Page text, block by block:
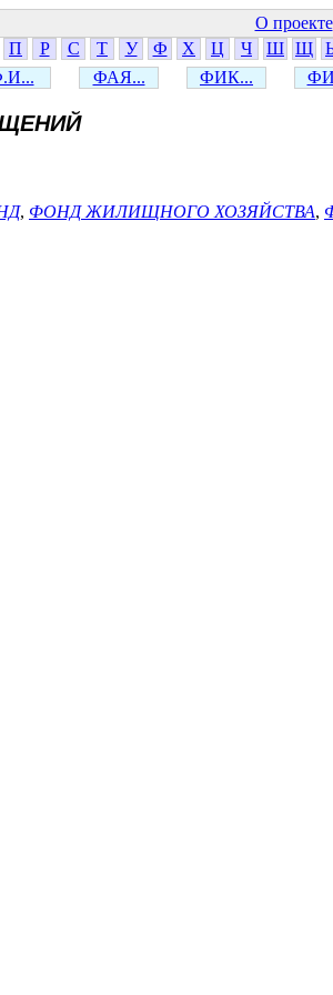
О проекте
П Р С Т У Ф Х Ц Ч Ш Щ
ФАЯ... ФИК...
, ФОНД ЖИЛИЩНОГО ХОЗЯЙСТВА,